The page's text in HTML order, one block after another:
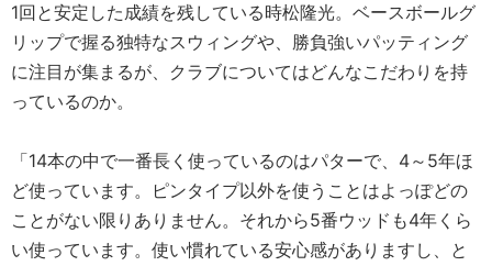
1回と安定した成績を残している時松隆光。ベースボールグ
リップで握る独特なスウィングや、勝負強いパッティング
に注目が集まるが、クラブについてはどんなこだわりを持
っているのか。
「14本の中で一番長く使っているのはパターで、4～5年ほ
ど使っています。ピンタイプ以外を使うことはよっぽどの
ことがない限りありません。それから5番ウッドも4年くら
い使っています。使い慣れている安心感がありますし、と